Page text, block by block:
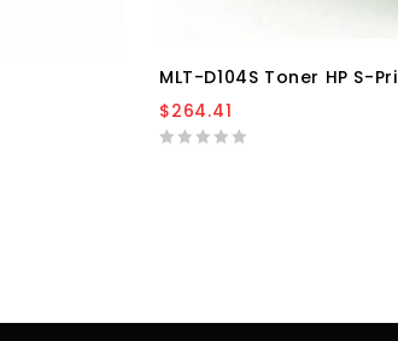
MLT-D104S Toner HP S-Pri
$264.41